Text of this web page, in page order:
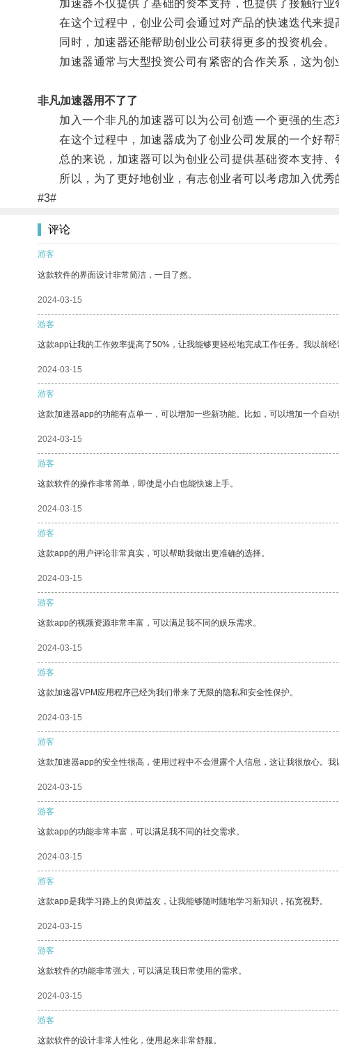
加速器不仅提供了基础的资本支持，也提供了接触行业
在这个过程中，创业公司会通过对产品的快速迭代来提
同时，加速器还能帮助创业公司获得更多的投资机会。
加速器通常与大型投资公司有紧密的合作关系，这为创
非凡加速器用不了了
加入一个非凡的加速器可以为公司创造一个更强的生态
在这个过程中，加速器成为了创业公司发展的一个好帮
总的来说，加速器可以为创业公司提供基础资本支持、
所以，为了更好地创业，有志创业者可以考虑加入优秀
#3#
评论
游客
这款软件的界面设计非常简洁，一目了然。
2024-03-15
游客
这款app让我的工作效率提高了50%，让我能够更轻松地完成工作任务。我以前
2024-03-15
游客
这款加速器app的功能有点单一，可以增加一些新功能。比如，可以增加一个自
2024-03-15
游客
这款软件的操作非常简单，即使是小白也能快速上手。
2024-03-15
游客
这款app的用户评论非常真实，可以帮助我做出更准确的选择。
2024-03-15
游客
这款app的视频资源非常丰富，可以满足我不同的娱乐需求。
2024-03-15
游客
这款加速器VPM应用程序已经为我们带来了无限的隐私和安全性保护。
2024-03-15
游客
这款加速器app的安全性很高，使用过程中不会泄露个人信息，这让我很放心。
2024-03-15
游客
这款app的功能非常丰富，可以满足我不同的社交需求。
2024-03-15
游客
这款app是我学习路上的良师益友，让我能够随时随地学习新知识，拓宽视野。
2024-03-15
游客
这款软件的功能非常强大，可以满足我日常使用的需求。
2024-03-15
游客
这款软件的设计非常人性化，使用起来非常舒服。